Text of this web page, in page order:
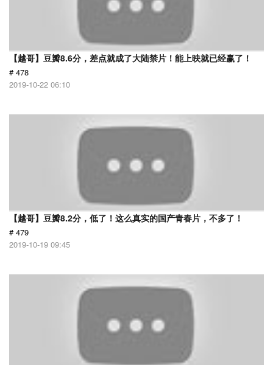
【越哥】豆瓣8.6分，差点就成了大陆禁片！能上映就已经赢了！
# 478
2019-10-22 06:10
【越哥】豆瓣8.2分，低了！这么真实的国产青春片，不多了！
# 479
2019-10-19 09:45